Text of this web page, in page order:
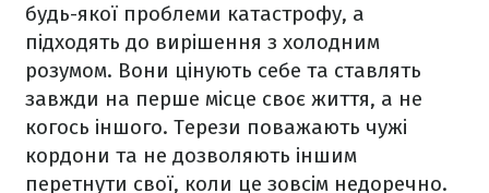
будь-якої проблеми катастрофу, а
підходять до вирішення з холодним
розумом. Вони цінують себе та ставлять
завжди на перше місце своє життя, а не
когось іншого. Терези поважають чужі
кордони та не дозволяють іншим
перетнути свої, коли це зовсім недоречно.